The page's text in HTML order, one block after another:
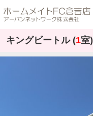
キングビートル (1室)